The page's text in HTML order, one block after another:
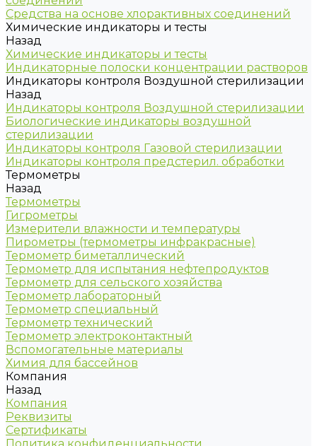
Средства на основе хлорактивных соединений
Химические индикаторы и тесты
Назад
Химические индикаторы и тесты
Индикаторные полоски концентрации растворов
Индикаторы контроля Воздушной стерилизации
Назад
Индикаторы контроля Воздушной стерилизации
Биологические индикаторы воздушной
стерилизации
Индикаторы контроля Газовой стерилизации
Индикаторы контроля предстерил. обработки
Термометры
Назад
Термометры
Гигрометры
Измерители влажности и температуры
Пирометры (термометры инфракрасные)
Термометр биметаллический
Термометр для испытания нефтепродуктов
Термометр для сельского хозяйства
Термометр лабораторный
Термометр специальный
Термометр технический
Термометр электроконтактный
Вспомогательные материалы
Химия для бассейнов
Компания
Назад
Компания
Реквизиты
Сертификаты